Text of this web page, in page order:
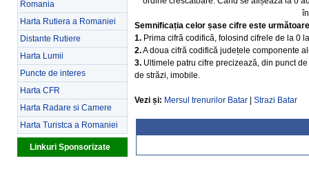
Romania
Harta Rutiera a Romaniei
Distante Rutiere
Harta Lumii
Puncte de interes
Harta CFR
Harta Radare si Camere
Harta Turistca a Romaniei
Linkuri Sponsorizate
Semnificația celor șase cifre este
1. Prima cifră codifică, folosind cifrele de la 0
2.A doua cifră codifică județele componente
3. Ultimele patru cifre precizează, din punct
de străzi, imobile.
Vezi și: Mersul trenurilor Batar Strazi Batar